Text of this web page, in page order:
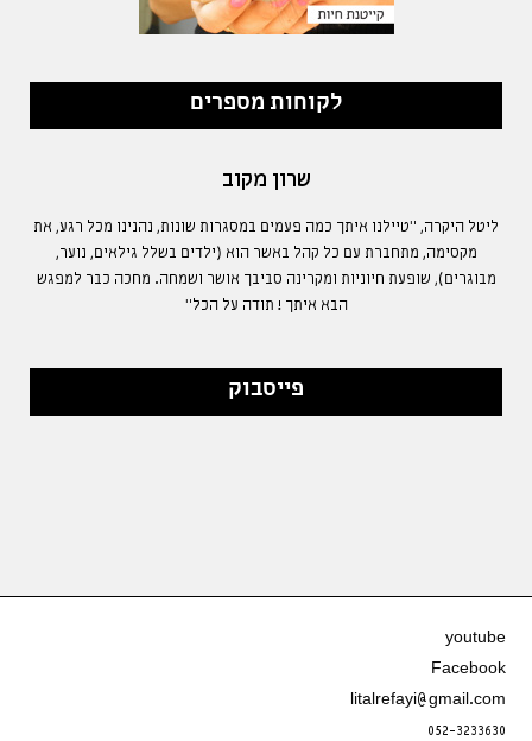
לקוחות מספרים
שרון מקוב
ליטל היקרה, "טיילנו איתך כמה פעמים במסגרות שונות, נהנינו מכל רגע, את
מקסימה, מתחברת עם כל קהל באשר הוא (ילדים בשלל גילאים, נוער,
מבוגרים), שופעת חיוניות ומקרינה סביבך אושר ושמחה. מחכה כבר למפגש
הבא איתך ! תודה על הכל"
פייסבוק
youtube
Facebook
litalrefayi@gmail.com
052-3233630